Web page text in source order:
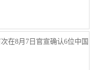
在8月7日官宣确认6位中国